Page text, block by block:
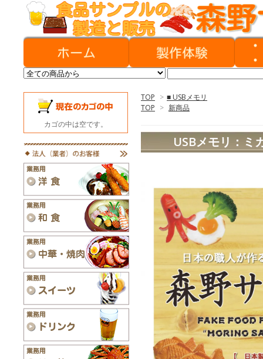
TOP > ■ USBメモリ
TOP > 新商品
USBメモリ：ミ
カゴの中は空です。